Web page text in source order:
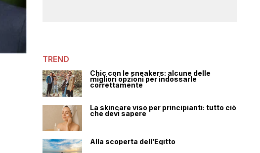
TREND
Chic con le sneakers: alcune delle
migliori opzioni per indossarle
correttamente
La skincare viso per principianti: tutto ciò
che devi sapere
Alla scoperta dell’Egitto